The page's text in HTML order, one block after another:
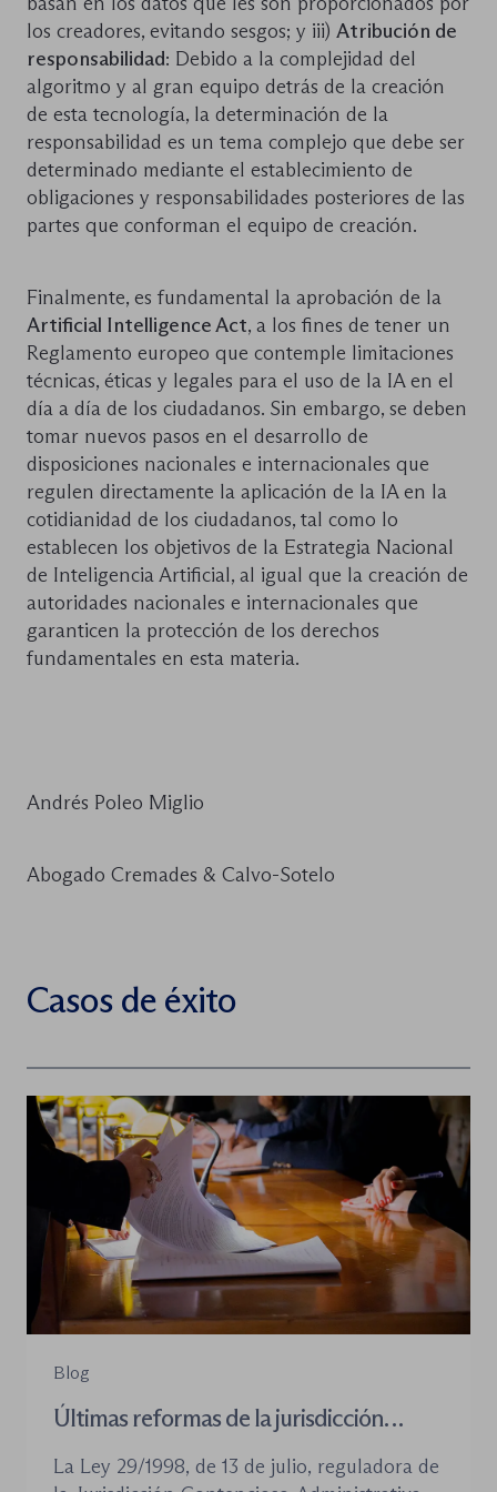
los creadores, evitando sesgos; y iii) Atribución de
responsabilidad: Debido a la complejidad del
algoritmo y al gran equipo detrás de la creación
de esta tecnología, la determinación de la
responsabilidad es un tema complejo que debe ser
determinado mediante el establecimiento de
obligaciones y responsabilidades posteriores de las
partes que conforman el equipo de creación.
Finalmente, es fundamental la aprobación de la
Artificial Intelligence Act, a los fines de tener un
Reglamento europeo que contemple limitaciones
técnicas, éticas y legales para el uso de la IA en el
día a día de los ciudadanos. Sin embargo, se deben
tomar nuevos pasos en el desarrollo de
disposiciones nacionales e internacionales que
regulen directamente la aplicación de la IA en la
cotidianidad de los ciudadanos, tal como lo
establecen los objetivos de la Estrategia Nacional
de Inteligencia Artificial, al igual que la creación de
autoridades nacionales e internacionales que
garanticen la protección de los derechos
fundamentales en esta materia.
Andrés Poleo Miglio
Abogado Cremades & Calvo-Sotelo
Casos de éxito
Blog
Últimas reformas de la jurisdicción
La Ley 29/1998, de 13 de julio, reguladora de